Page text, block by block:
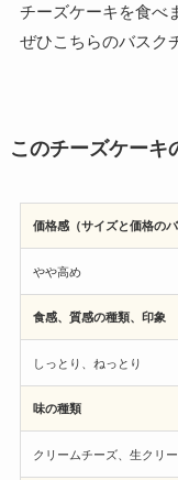
チーズケーキを食べ
ぜひこちらのバスク
このチーズケーキ
価格感（サイズと価格のバ
やや高め
食感、質感の種類、印象
しっとり、ねっとり
味の種類
クリームチーズ、生クリ